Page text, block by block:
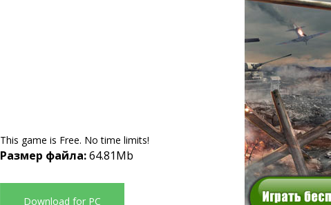
This game is Free. No time limits!
Размер файла:64.81Mb
Download for PC